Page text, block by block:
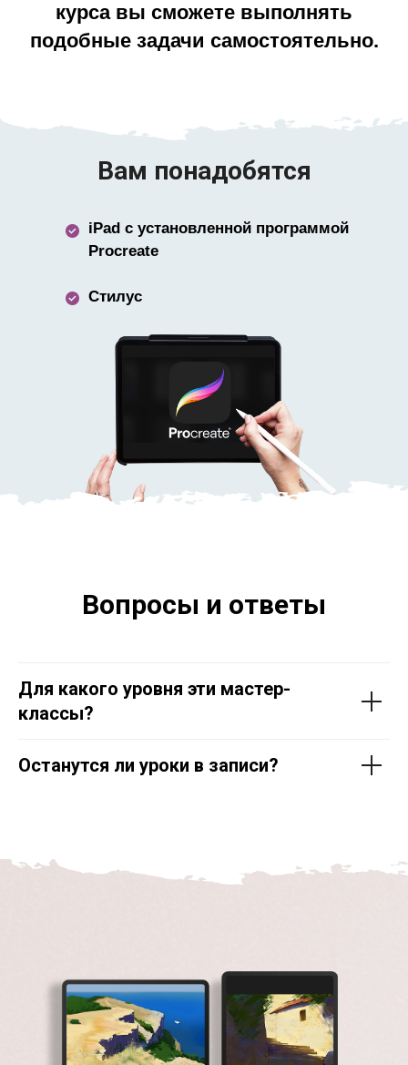
курса вы сможете выполнять
подобные задачи самостоятельно.
Вам понадобятся
iPad с установленной программой
Procreate
Стилус
Вопросы и ответы
Для какого уровня эти мастер-
классы?
Останутся ли уроки в записи?